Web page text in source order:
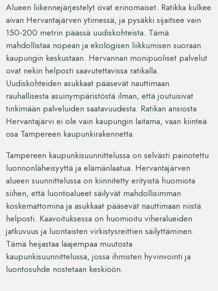
Alueen liikennejärjestelyt ovat erinomaiset. Ratikka kulkee
aivan Hervantajärven ytimessä, ja pysäkki sijaitsee vain
150-200 metrin päässä uudiskohteista. Tämä
mahdollistaa nopean ja ekologisen liikkumisen suoraan
kaupungin keskustaan. Hervannan monipuoliset palvelut
ovat nekin helposti saavutettavissa ratikalla.
Uudiskohteiden asukkaat pääsevät nauttimaan
rauhallisesta asuinympäristöstä ilman, että joutuisivat
tinkimään palveluiden saatavuudesta. Ratikan ansiosta
Hervantajärvi ei ole vain kaupungin laitama, vaan kiinteä
osa Tampereen kaupunkirakennetta.
Tampereen kaupunkisuunnittelussa on selvästi painotettu
luonnonläheisyyttä ja elämänlaatua. Hervantajärven
alueen suunnittelussa on kiinnitetty erityistä huomiota
siihen, että luontoalueet säilyvät mahdollisimman
koskemattomina ja asukkaat pääsevät nauttimaan niistä
helposti. Kaavoituksessa on huomioitu viheralueiden
jatkuvuus ja luontaisten virkistysreittien säilyttäminen.
Tämä heijastaa laajempaa muutosta
kaupunkisuunnittelussa, jossa ihmisten hyvinvointi ja
luontosuhde nostetaan keskiöön.